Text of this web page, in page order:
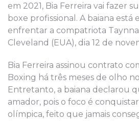
em 2021, Bia Ferreira vai fazer
boxe profissional. A baiana está
enfrentar a compatriota Taynna
Cleveland (EUA), dia 12 de
Bia Ferreira assinou contrato
Boxing há três meses de olho
Entretanto, a baiana declarou
amador, pois o foco é
olímpica, feito que jamais